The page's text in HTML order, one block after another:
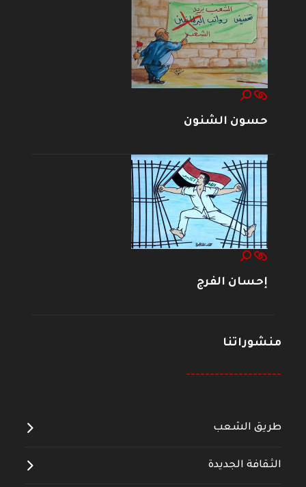
حسون الشنون
إحسان الفرج
منشوراتنا
--------------------
طريق الشعب
الثقافة الجديدة